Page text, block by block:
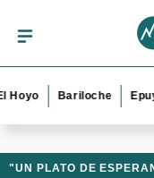
Bariloche Epuyén
"UN PLATO DE